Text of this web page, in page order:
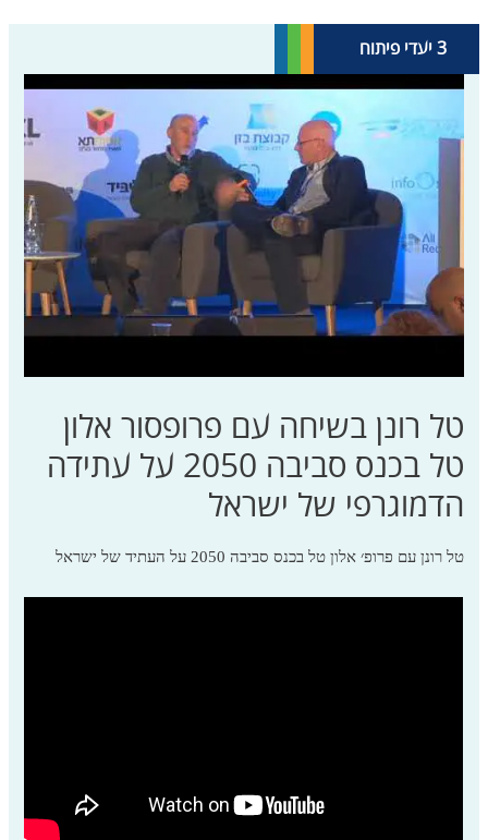
3 יעדי פיתוח
העוני......
ערים
וקהי......
חיים
על
פ......
שלום
צדק
......
טל רונן בשיחה עם פרופסור אלון
טל בכנס סביבה 2050 על עתידה
הדמוגרפי של ישראל
טל רונן עם פרופ׳ אלון טל בכנס סביבה 2050 על העתיד של ישראל